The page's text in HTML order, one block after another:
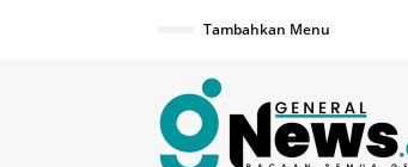
Tambahkan Menu